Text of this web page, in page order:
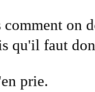
comment on
qu'il faut
prie.